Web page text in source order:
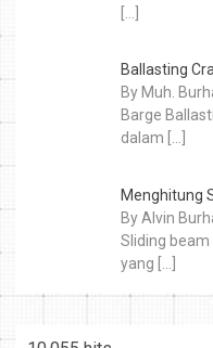
Ballasting
By Muh.
Barge
dalam […]
Menghitung
By Alvin
Sliding
yang